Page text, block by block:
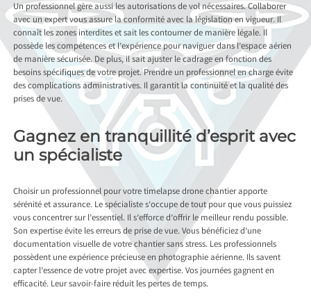
Un professionnel gère aussi les autorisations de vol nécessaires. Collaborer
avec un expert vous assure la conformité avec la législation en vigueur. Il
connaît les zones interdites et sait les contourner de manière légale. Il
possède les compétences et l’expérience pour naviguer dans l’espace aérien
de manière sécurisée. De plus, il sait ajuster le cadrage en fonction des
besoins spécifiques de votre projet. Prendre un professionnel en charge évite
des complications administratives. Il garantit la continuité et la qualité des
prises de vue.
Gagnez en tranquillité d’esprit avec
un spécialiste
Choisir un professionnel pour votre timelapse drone chantier apporte
sérénité et assurance. Le spécialiste s’occupe de tout pour que vous puissiez
vous concentrer sur l’essentiel. Il s’efforce d’offrir le meilleur rendu possible.
Son expertise évite les erreurs de prise de vue. Vous bénéficiez d’une
documentation visuelle de votre chantier sans stress. Les professionnels
possèdent une expérience précieuse en photographie aérienne. Ils savent
capter l’essence de votre projet avec expertise. Vos journées gagnent en
efficacité. Leur savoir-faire réduit les pertes de temps.